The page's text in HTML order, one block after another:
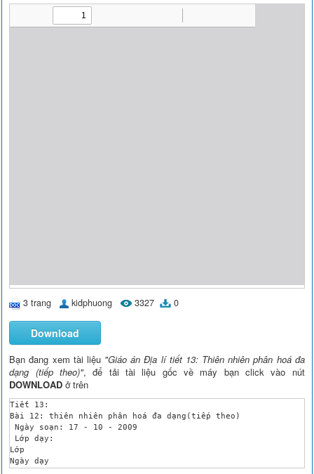
3 trang kidphuong 3327 0
Download
Bạn đang xem tài liệu "Giáo án Địa lí tiết 13: Thiên nhiên phân hoá đa
dạng (tiếp theo)", để tải tài liệu gốc về máy bạn click vào nút
DOWNLOAD ở trên
Tiết 13:
Bài 12: thiên nhiên phân hoá đa dạng(tiếp theo)
Ngày soạn: 17 - 10 - 2009
Lớp dạy:
Lớp
Ngày dạy
Tổng số